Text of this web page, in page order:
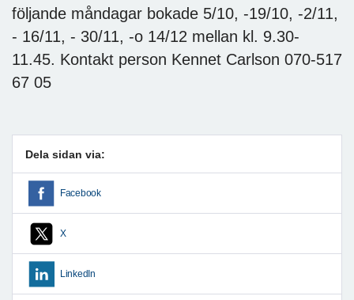
följande måndagar bokade 5/10, -19/10, -2/11,
- 16/11, - 30/11, -o 14/12 mellan kl. 9.30-
11.45. Kontakt person Kennet Carlson 070-517
67 05
Dela sidan via:
Facebook
X
LinkedIn